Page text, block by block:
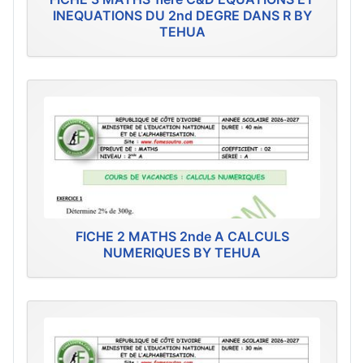
INEQUATIONS DU 2nd DEGRE DANS R BY
TEHUA
FICHE 2 MATHS 2nde A CALCULS
NUMERIQUES BY TEHUA